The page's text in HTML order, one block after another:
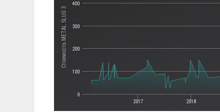
Стоимость METAL SLUG 3
2017 2018
0
100
200
300
400